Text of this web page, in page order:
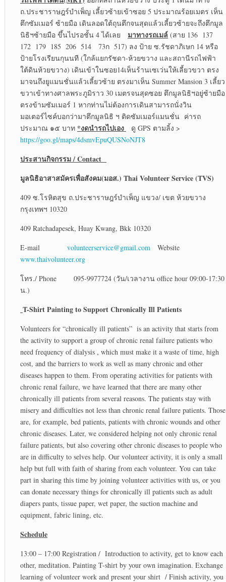
ถ.ประชาราษฎร์บำเพ็ญ เลี้ยวซ้ายเข้าซอย 5 ประมาณร้อยเมตร เห็น
ตึกซัมเมอร์ ซ้ายมือ เดินลอดใต้ถุนตึกจนสุดแล้วเลี้ยวซ้ายจะถึงตึกมูล
นิธิฯซ้ายมือ ขึ้นไปรอชั้น 4 ได้เลย
มาทางรถเมล์ (สาย 136 137
172 179 185 206 514 73ก 517) ลง ป้าย ซ.รัชดาภิเษก 14 หรือ
ป้ายโรงเรียนกุนนที (ใกล้แยกรัชดา-ห้วยขวาง และสถานีรถไฟฟ้า
ใต้ดินห้วยขวาง) เดินเข้าในซอย14เห็นร้านเซเว่นให้เลี้ยวขวา ตรง
มาจนถึงยูแมนชั่นแล้วเลี้ยวซ้าย ตรงมาเห็น Summer Mansion 3 เลี้ยว
ขวาเข้าทางศาลพระภูมิราว 30 เมตรจนสุดซอย ตึกมูลนิธิฯอยู่ซ้ายมือ
ตรงข้ามซัมเมอร์ 1 หากท่านไม่ต้องการเดินสามารถนั่งวิน
มอเตอร์ไซค์บอกว่ามาตึกมูลนิธิ ฯ ติดซัมเมอร์แมนชั่น ค่ารถ
ประมาณ ๑๕ บาท *งดนำรถไปเอง
ดู GPS ตามลิ้ง >
https://goo.gl/maps/4dsmvEpuQUSNoNJT8
ประสานกิจกรรม/ Contact
มูลนิธิอาสาสมัครเพื่อสังคม(มอส.) Thai Volunteer Service (TVS)
409 ซ.โรหิตสุข ถ.ประชาราษฎร์บำเพ็ญ แขวง/ เขต ห้วยขวาง
กรุงเทพฯ 10320
409 Ratchadapesek, Huay Kwang, Bkk 10320
E-mail volunteerservice@gmail.com Website
www.thaivolunteer.org
โทร./ Phone 095-9977724 (วัน/เวลางาน office hour 09:00-17:30
น.)
T-Shirt Painting to Support Chronically Ill Patients
Volunteers for “chronically ill patients” is an activity that starts from
the activity to support a group of chronic renal failure patients who
need frequency of dialysis , which must make it a waste of time, high
cost, and the barriers to work as well as many chronic and other
diseases happen to them. From operating activities for patients with
chronic renal failure, we have learned that there are many other
chronically ill patients from several reasons. The patients stay with
misery and difficulties not less than chronic renal failure patients. Those
are, for example, bed patients, patients with chronic wounds and other
chronic diseases. Later, we considered helping not only chronic renal
failure patients, but also covering other chronic diseases to people who
are in difficulty to selves help. Our volunteer activity, it is only a small
help but full with faith of sharing from each volunteer. You can take
part in sharing this time by joining volunteer activities with us, or you
can donate necessary things for chronically ill patients such as adult
diapers pants, tissue paper, wet paper, the suction machine and
equipment, fabric lining, etc.
Schedule
13:00 – 17:00 Registration / Introduction to activity, get to know each
other, meditation. Painting T-shirt by your own imagination. Exchange
learning of volunteer work and present your shirt / Finish activity, you